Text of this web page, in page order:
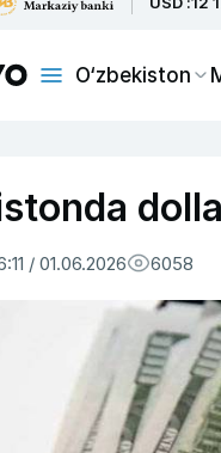
O‘zbekiston
/ 01.06.2026 6058